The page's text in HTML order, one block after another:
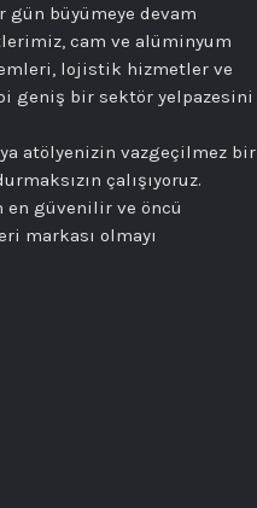
gün büyümeye devam
cam ve alüminyum
lojistik hizmetler ve
geniş bir sektör yelpazesini
atölyenizin vazgeçilmez bir
çalışıyoruz.
en güvenilir ve öncü
markası olmayı